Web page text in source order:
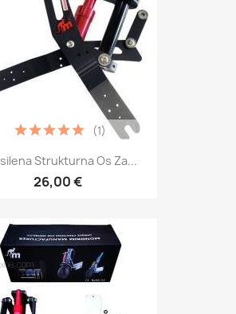
Strukturna Os Za...
26,00 €
(1)